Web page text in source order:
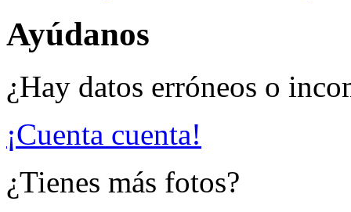
Ayúdanos
¿Hay datos erróneos o
¡Cuenta cuenta!
¿Tienes más fotos?